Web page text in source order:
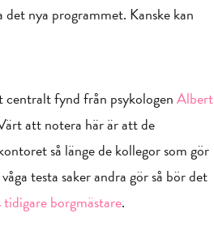
nya programmet. Kanske kan
centralt fynd från psykologenAlbert
att notera här är att de
så länge de kollegor som gör
testa saker andra gör så bör det
borgmästare.